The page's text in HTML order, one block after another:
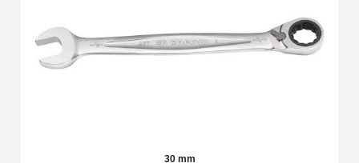
30 mm